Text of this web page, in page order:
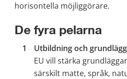
horisontella möjliggörare.
De fyra pelarna
Utbildning och
EU vill stärka
särskilt matte, språk,